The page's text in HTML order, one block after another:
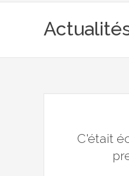
C'était